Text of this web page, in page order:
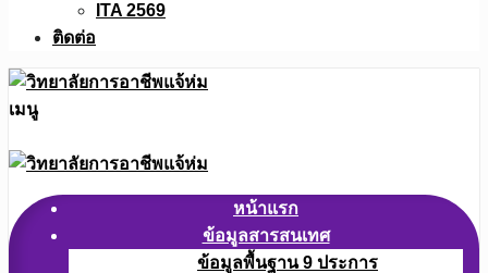
ITA 2569
ติดต่อ
เมนู
หน้าแรก
ข้อมูลสารสนเทศ
ข้อมูลพื้นฐาน 9 ประการ